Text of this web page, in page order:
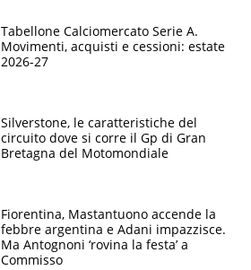
Tabellone Calciomercato Serie A.
Movimenti, acquisti e cessioni: estate
2026-27
Silverstone, le caratteristiche del
circuito dove si corre il Gp di Gran
Bretagna del Motomondiale
Fiorentina, Mastantuono accende la
febbre argentina e Adani impazzisce.
Ma Antognoni ‘rovina la festa’ a
Commisso